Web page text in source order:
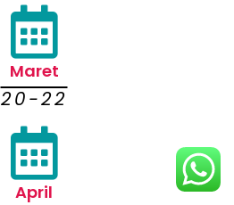
Maret
20-22
April